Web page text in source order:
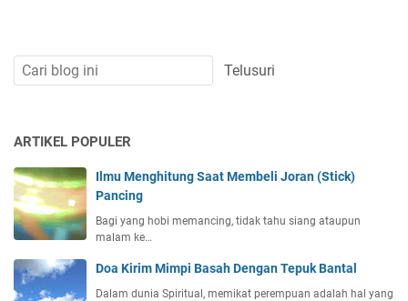
ARTIKEL POPULER
Ilmu Menghitung Saat Membeli Joran (Stick)
Pancing
Bagi yang hobi memancing, tidak tahu siang ataupun
malam ke…
Doa Kirim Mimpi Basah Dengan Tepuk Bantal
Dalam dunia Spiritual, memikat perempuan adalah hal yang